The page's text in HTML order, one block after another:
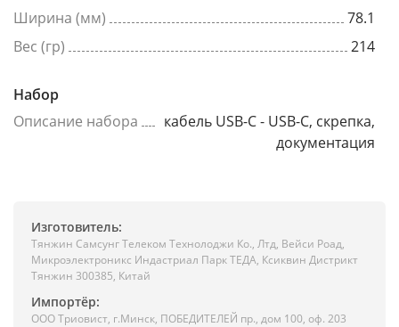
Ширина (мм)
78.1
Вес (гр)
214
Набор
Описание набора
кабель USB-C - USB-C, скрепка,
документация
Изготовитель:
Тянжин Самсунг Телеком Технолоджи Ко., Лтд, Вейси Роад,
Микроэлектроникс Индастриал Парк ТЕДА, Ксиквин Дистрикт
Тянжин 300385, Китай
Импортёр:
ООО Триовист, г.Минск, ПОБЕДИТЕЛЕЙ пр., дом 100, оф. 203